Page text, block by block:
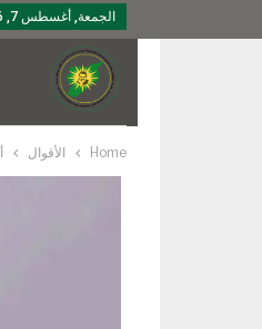
الجمعة, أغسطس 7, 2026
Home الأقوال